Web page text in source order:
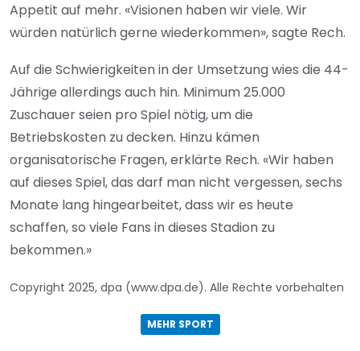
Appetit auf mehr. «Visionen haben wir viele. Wir
würden natürlich gerne wiederkommen», sagte Rech.
Auf die Schwierigkeiten in der Umsetzung wies die 44-
Jährige allerdings auch hin. Minimum 25.000
Zuschauer seien pro Spiel nötig, um die
Betriebskosten zu decken. Hinzu kämen
organisatorische Fragen, erklärte Rech. «Wir haben
auf dieses Spiel, das darf man nicht vergessen, sechs
Monate lang hingearbeitet, dass wir es heute
schaffen, so viele Fans in dieses Stadion zu
bekommen.»
Copyright 2025, dpa (www.dpa.de). Alle Rechte vorbehalten
MEHR SPORT